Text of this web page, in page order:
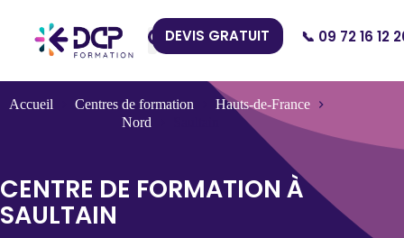
DEVIS GRATUIT 📞 09 72 16 12
Accueil Centres de formation
Hauts-de-France
Nord
CENTRE DE FORMATION À
SAULTAIN